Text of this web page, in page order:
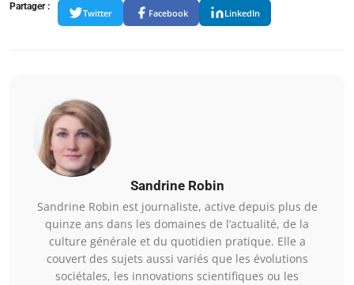
Partager :
Twitter Facebook LinkedIn
Sandrine Robin
Sandrine Robin est journaliste, active depuis plus de
quinze ans dans les domaines de l’actualité, de la
culture générale et du quotidien pratique. Elle a
couvert des sujets aussi variés que les évolutions
sociétales, les innovations scientifiques ou les